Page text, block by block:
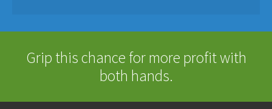
Grip this chance for more profit with
both hands.